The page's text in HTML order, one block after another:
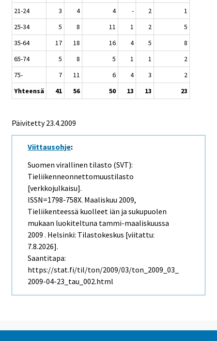
21-24
3 4 4 - 2
1
25-34
5 8 11 1 2
5
35-64
17 18 16 4 5
8
65-74
5 8 5 1 1
2
75-
7 11 6 4 3
2
Yhteensä
41 56 50 13 13 23
Päivitetty23.4.2009
Viittausohje:
Suomen virallinen tilasto (SVT):
Tieliikenneonnettomuustilasto
[verkkojulkaisu].
ISSN=1798-758X. Maaliskuu 2009,
Tieliikenteessä kuolleet iän ja sukupuolen
mukaan luokiteltuna tammi-maaliskuussa
2009 . Helsinki: Tilastokeskus [viitattu:
7.8.2026].
Saantitapa:
https://stat.fi/til/ton/2009/03/ton_2009_03_
2009-04-23_tau_002.html